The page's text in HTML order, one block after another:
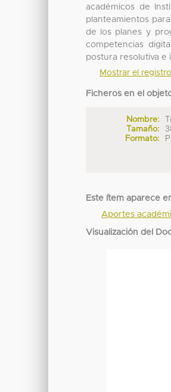
académicos de
planteamientos
de los planes y
competencias
postura resolutiva e
Mostrar el
Ficheros en el
Nombre:
Tamaño:
Formato:
Este ítem aparece
Aportes
Visualización del